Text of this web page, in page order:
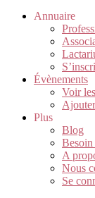
Annuaire
Évènements
Voir
Plus
Blog
Besoin
A
Nous
Se